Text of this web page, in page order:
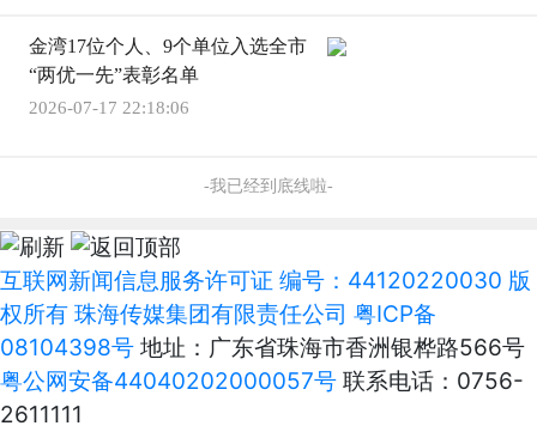
金湾17位个人、9个单位入选全市
“两优一先”表彰名单
2026-07-17 22:18:06
-我已经到底线啦-
互联网新闻信息服务许可证 编号：44120220030 版
权所有 珠海传媒集团有限责任公司 粤ICP备
08104398号 地址：广东省珠海市香洲银桦路566号
粤公网安备44040202000057号 联系电话：0756-
2611111